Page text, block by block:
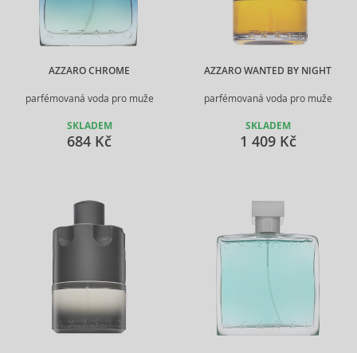
AZZARO CHROME
parfémovaná voda pro muže
SKLADEM
684 Kč
AZZARO WANTED BY NIGHT
parfémovaná voda pro muže
SKLADEM
1 409 Kč